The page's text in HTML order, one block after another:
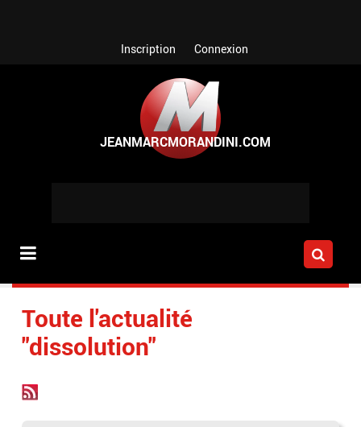
Inscription Connexion
Toute l'actualité
"dissolution"